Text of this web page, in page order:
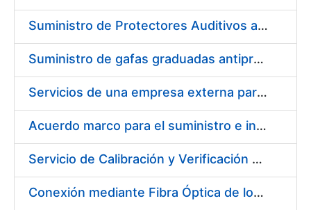
Suministro de Protectores Auditivos a medida para las personas trabajadoras de los Centros de Trabajo de Madrid y Burgos
Suministro de gafas graduadas antiproyecciones para los trabajadores de la FNMT-RCM en los centros de trabajo de Madrid y Burgos
Servicios de una empresa externa para el asesoramiento y resolución de los recursos de alzada que se presentan relacionados con procesos de selección para la FNMT-RCM
Acuerdo marco para el suministro e instalación de persianas, estores y otros complementos
Servicio de Calibración y Verificación Externa de los Equipos de Medición del Servicio de Prevención de la FNMT-RCM
Conexión mediante Fibra Óptica de los Centros de Proceso de Datos (CPDs) de las sedes de la FNMT-RCM de Burgos y Madrid